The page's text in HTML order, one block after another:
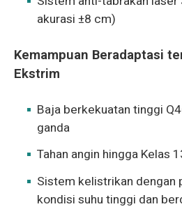
akurasi ±8 cm)
Kemampuan Beradaptasi
Ekstrim
Baja berkekuatan tinggi
ganda
Tahan angin hingga Kelas
Sistem kelistrikan dengan
kondisi suhu tinggi dan